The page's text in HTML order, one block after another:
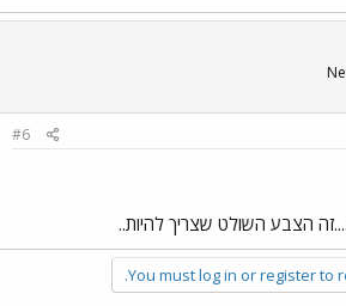
#6
הצבע השולט שצריך להיות..
You must log in or register to